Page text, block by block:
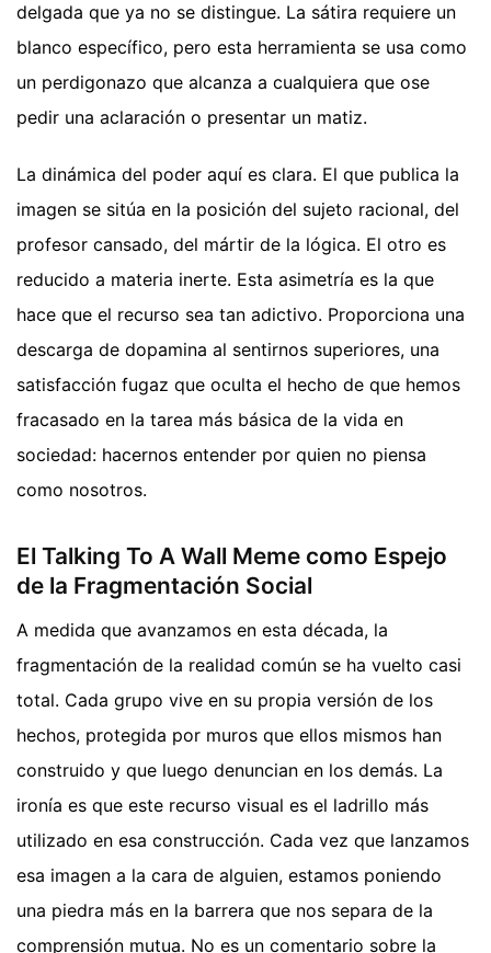
delgada que ya no se distingue. La sátira requiere un
blanco específico, pero esta herramienta se usa como
un perdigonazo que alcanza a cualquiera que ose
pedir una aclaración o presentar un matiz.
La dinámica del poder aquí es clara. El que publica la
imagen se sitúa en la posición del sujeto racional, del
profesor cansado, del mártir de la lógica. El otro es
reducido a materia inerte. Esta asimetría es la que
hace que el recurso sea tan adictivo. Proporciona una
descarga de dopamina al sentirnos superiores, una
satisfacción fugaz que oculta el hecho de que hemos
fracasado en la tarea más básica de la vida en
sociedad: hacernos entender por quien no piensa
como nosotros.
El Talking To A Wall Meme como Espejo
de la Fragmentación Social
A medida que avanzamos en esta década, la
fragmentación de la realidad común se ha vuelto casi
total. Cada grupo vive en su propia versión de los
hechos, protegida por muros que ellos mismos han
construido y que luego denuncian en los demás. La
ironía es que este recurso visual es el ladrillo más
utilizado en esa construcción. Cada vez que lanzamos
esa imagen a la cara de alguien, estamos poniendo
una piedra más en la barrera que nos separa de la
comprensión mutua. No es un comentario sobre la